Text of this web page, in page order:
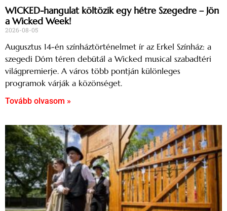
WICKED-hangulat költözik egy hétre Szegedre – Jön
a Wicked Week!
2026-08-05
Augusztus 14-én színháztörténelmet ír az Erkel Színház: a
szegedi Dóm téren debütál a Wicked musical szabadtéri
világpremierje. A város több pontján különleges
programok várják a közönséget.
Tovább olvasom »